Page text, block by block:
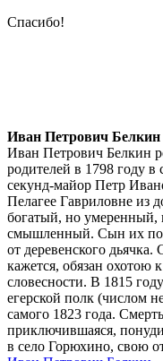
Спасибо!
Иван Петрович Белкин
Иван Петрович Белкин
родителей в 1798 году
секунд-майор Петр
Пелагее Гавриловне из
богатый, но умеренный,
смышленный. Сын их
от деревенского
кажется, обязан охотою
словесности. В 1815
егерской полк (числом
самого 1823 года.
приключившаяся,
в село Горюхино, свою